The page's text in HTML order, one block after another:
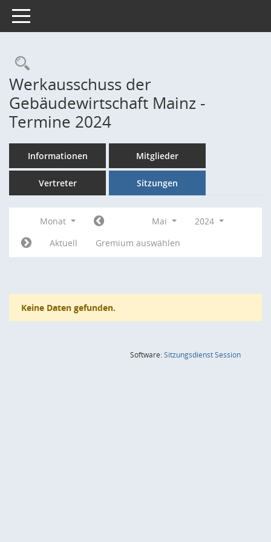
Toggle navigation
Rechercheauswahl
Werkausschuss der
Gebäudewirtschaft Mainz -
Termine 2024
Informationen Mitglieder
Vertreter Sitzungen
Monat Mai
2024
Aktuell
Gremium auswählen
Keine Daten gefunden.
Software:SitzungsdienstSession(Wird in